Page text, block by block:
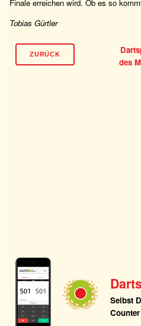
Finale erreichen wird. Ob es so
Tobias Gürtler
ZURÜCK
des
Selbst
Counter